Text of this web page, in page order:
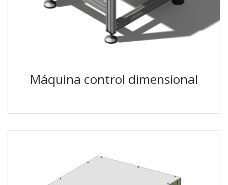
Máquina control dimensional